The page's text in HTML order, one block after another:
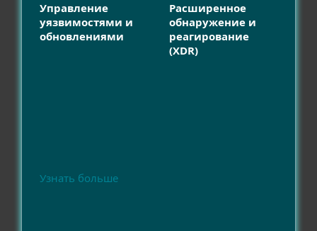
Управление
уязвимостями и
обновлениями
Узнать больше
Расширенное
обнаружение и
реагирование
(XDR)